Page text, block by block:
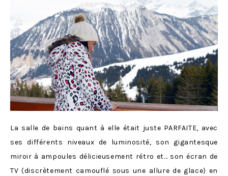
La salle de bains quant à elle était juste PARFAITE, avec
ses différents niveaux de luminosité, son gigantesque
miroir à ampoules délicieusement rétro et… son écran de
TV (discrètement camouflé sous une allure de glace) en